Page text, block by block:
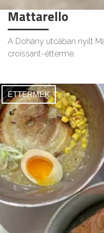
Mattarello
A Dohány utcában nyílt
croissant-étterme.
ÉTTERMEK